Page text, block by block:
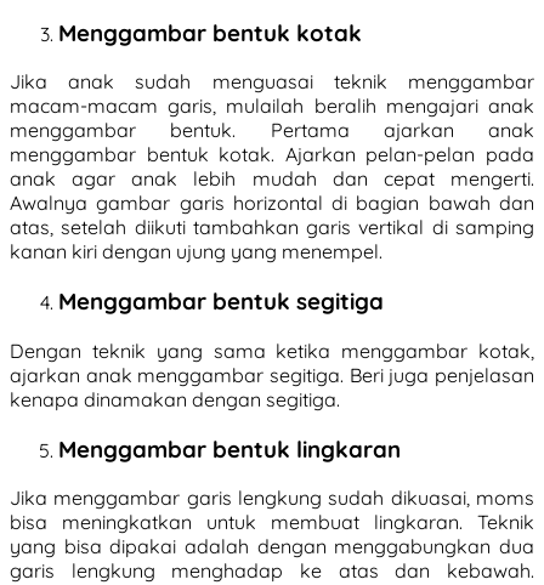
Menggambar bentuk kotak
Jika anak sudah menguasai teknik menggambar
macam-macam garis, mulailah beralih mengajari anak
menggambar bentuk. Pertama ajarkan anak
menggambar bentuk kotak. Ajarkan pelan-pelan pada
anak agar anak lebih mudah dan cepat mengerti.
Awalnya gambar garis horizontal di bagian bawah dan
atas, setelah diikuti tambahkan garis vertikal di samping
kanan kiri dengan ujung yang menempel.
Menggambar bentuk segitiga
Dengan teknik yang sama ketika menggambar kotak,
ajarkan anak menggambar segitiga. Beri juga penjelasan
kenapa dinamakan dengan segitiga.
Menggambar bentuk lingkaran
Jika menggambar garis lengkung sudah dikuasai, moms
bisa meningkatkan untuk membuat lingkaran. Teknik
yang bisa dipakai adalah dengan menggabungkan dua
garis lengkung menghadap ke atas dan kebawah.